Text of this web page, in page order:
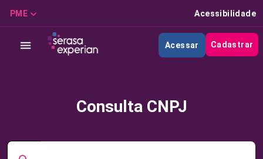
PME Acessibilidade
Acessar Cadastrar
Consulta CNPJ